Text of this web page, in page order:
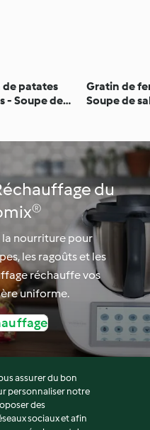
de patates
- Soupe de
Gratin de
Soupe de
du
nourriture pour
les ragoûts et les
réchauffe vos
uniforme.
assurer du bon
personnaliser notre
des
sociaux et afin